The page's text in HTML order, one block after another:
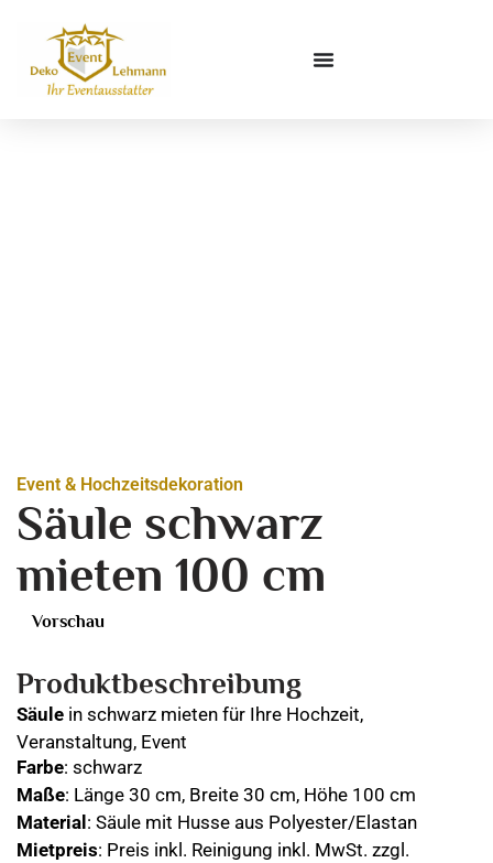
Event & Hochzeitsdekoration
Säule schwarz
mieten 100 cm
Produktbeschreibung
Säule in schwarz mieten für Ihre Hochzeit,
Veranstaltung, Event
Farbe: schwarz
Maße: Länge 30 cm, Breite 30 cm, Höhe 100 cm
Material : Säule mit Husse aus Polyester/Elastan
Mietpreis: Preis inkl. Reinigung inkl. MwSt. zzgl.
Vorschau